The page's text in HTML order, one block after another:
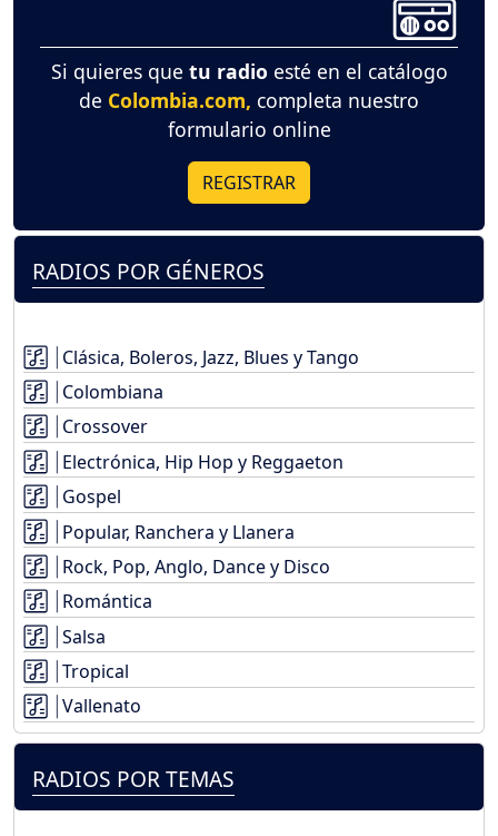
Si quieres que tu radio esté en el catálogo
de Colombia.com, completa nuestro
formulario online
REGISTRAR
RADIOS POR GÉNEROS
Clásica, Boleros, Jazz, Blues y Tango
Colombiana
Crossover
Electrónica, Hip Hop y Reggaeton
Gospel
Popular, Ranchera y Llanera
Rock, Pop, Anglo, Dance y Disco
Romántica
Salsa
Tropical
Vallenato
RADIOS POR TEMAS